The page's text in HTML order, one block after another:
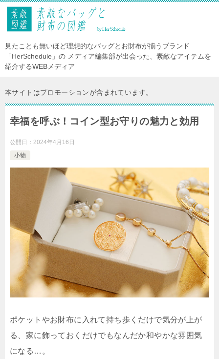
見たことも無いほど理想的なバッグとお財布が揃うブランド
「HerSchedule」の メディア編集部が出会った、素敵なアイテムを
紹介するWEBメディア
本サイトはプロモーションが含まれています。
幸福を呼ぶ！コイン型お守りの魅力と効用
公開日： 2024年4月16日
小物
ポケットやお財布に入れて持ち歩くだけで気分が上が
る、家に飾っておくだけでもなんだか和やかな雰囲気
になる…。